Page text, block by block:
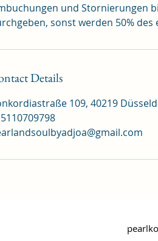
und Stornierungen
sonst werden 50%
Details
109, 40219